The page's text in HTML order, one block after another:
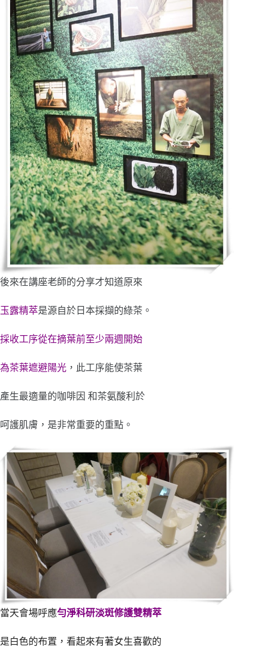
後來在講座老師的分享才知道原來
玉露精萃是源自於日本採擷的綠茶。
採收工序從在摘葉前至少兩週開始
為茶葉遮避陽光 ，此工序能使茶葉
產生最適量的咖啡因 和茶氨酸利於
呵護肌膚，是非常重要的重點。
當天會場呼應勻淨科研淡斑修護雙精萃
是白色的布置，看起來有著女生喜歡的